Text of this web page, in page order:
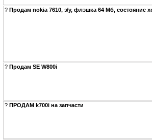
? Продам nokia 7610, з/у, флэшка 64 Мб, состояние
? Продам SE W800i
? ПРОДАМ k700i на запчасти